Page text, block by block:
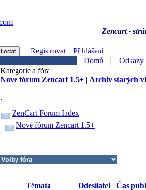
Zencart -
Registrovat
Přihlášení
Domů
Odkazy
Kategorie a fóra
Nové fórum Zencart 1.5+ | Archiv starých
.
ZenCart Forum Index
Nové fórum Zencart 1.5+
Témata Odesílatel
Čas